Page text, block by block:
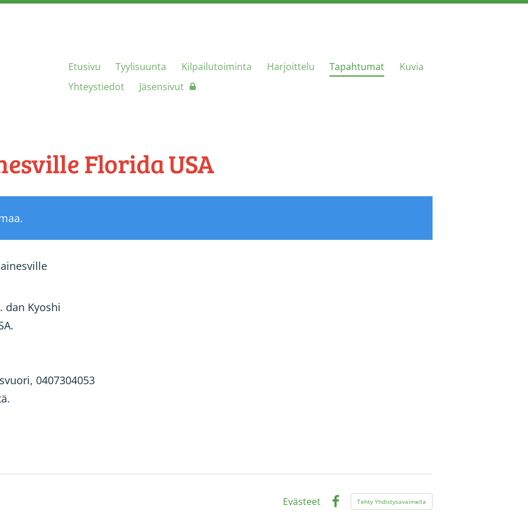
Heinola ry
Etusivu Tyylisuunta Kilpailutoiminta Harjoittelu Tapahtumat
Kuvia
Yhteystiedot
Jäsensivut
Florida USA
dan Kyoshi
0407304053
Evästeet
Facebook
Tehty Yhdistysavaimella